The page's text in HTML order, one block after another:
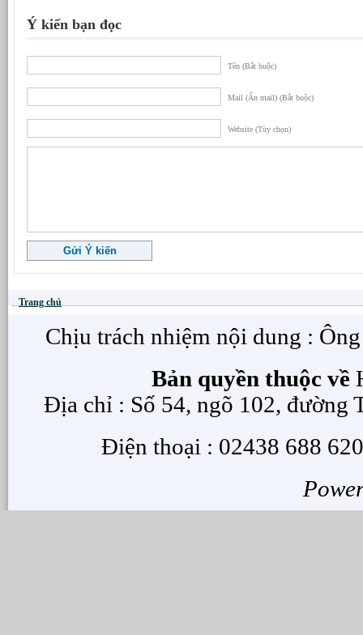
Ý kiến bạn đọc
Tên (Bắt buộc)
Mail (Ẩn mail) (Bắt buộc)
Website (Tùy chọn)
Trang chủ
Chịu trách nhiệm nội dung :
Bản quyền thuộc về
Địa chỉ : Số 54, ngõ 102, đường
Điện thoại : 02438 688